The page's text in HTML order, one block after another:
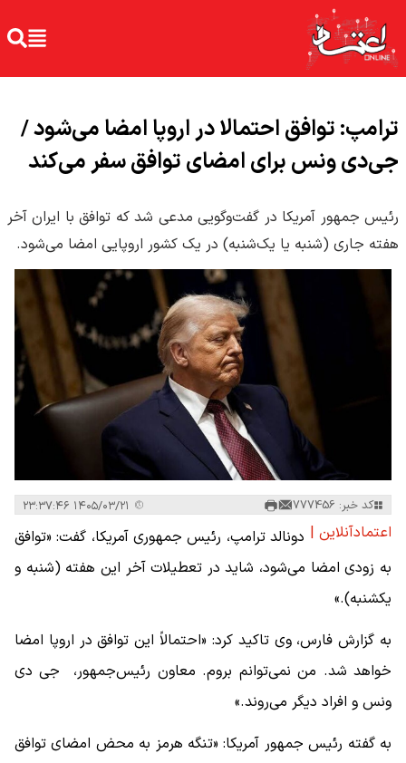
ترامپ: توافق احتمالا در اروپا امضا می‌شود /
جی‌دی ونس برای امضای توافق سفر می‌کند
رئیس جمهور آمریکا در گفت‌وگویی مدعی شد که توافق با ایران آخر
هفته جاری (شنبه یا یک‌شنبه) در یک کشور اروپایی امضا می‌شود.
کد خبر: 777456
اعتمادآنلاین | دونالد ترامپ، رئیس جمهوری آمریکا، گفت: «توافق
به زودی امضا می‌شود، شاید در تعطیلات آخر این هفته (شنبه و
یکشنبه).»
به گزارش فارس، وی تاکید کرد: «احتمالاً این توافق در اروپا امضا
خواهد شد. من نمی‌توانم بروم. معاون رئیس‌جمهور، جی دی
ونس و افراد دیگر می‌روند.»
به گفته رئیس جمهور آمریکا: «تنگه هرمز به محض امضای توافق